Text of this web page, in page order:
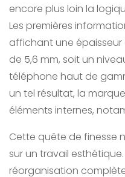
encore plus loin la
Les premières
affichant une
de 5,6 mm, soit un
téléphone haut de
un tel résultat, la
éléments internes,
Cette quête de finesse
sur un travail
réorganisation